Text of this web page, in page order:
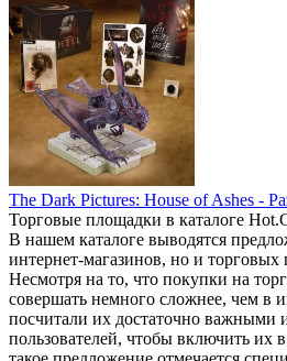
The Dark Pictures: House of Ashes -
Торговые площадки в каталоге
В нашем каталоге выводятся
интернет-магазинов, но и торговых
Несмотря на то, что покупки на
совершать немного сложнее, чем в
посчитали их достаточно важными
пользователей, чтобы включить их